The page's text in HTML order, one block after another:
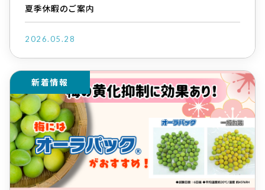
夏季休暇のご案内
2026.05.28
新着情報